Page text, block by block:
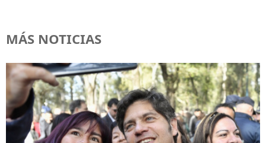
MÁS NOTICIAS